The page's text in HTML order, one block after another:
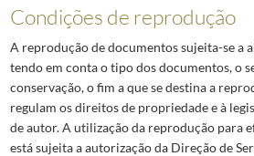
Condições de reprodução
A reprodução de documentos sujeita-se a
tendo em conta o tipo dos documentos, o
conservação, o fim a que se destina a
regulam os direitos de propriedade e à
de autor. A utilização da reprodução para
está sujeita a autorização da Direção de